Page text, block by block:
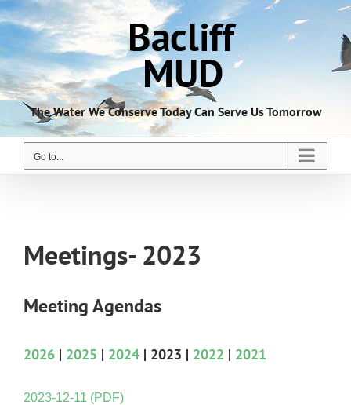
Skip
to
content
The Water We Conserve Today Can Serve Us Tomorrow
Go to...
Meetings- 2023
Meeting Agendas
2026 | 2025 | 2024 | 2023 | 2022 | 2021
2023-12-11 (PDF)